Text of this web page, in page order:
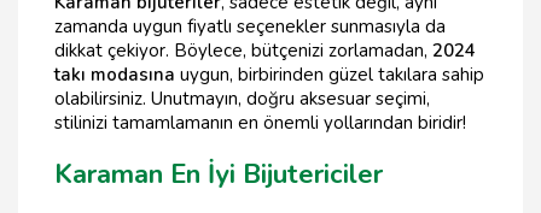
zamanda uygun fiyatlı seçenekler sunmasıyla da
dikkat çekiyor. Böylece, bütçenizi zorlamadan, 2024
takı modasına uygun, birbirinden güzel takılara sahip
olabilirsiniz. Unutmayın, doğru aksesuar seçimi,
stilinizi tamamlamanın en önemli yollarından biridir!
Karaman En İyi Bijutericiler